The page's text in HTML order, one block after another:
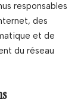
responsables
des
et de
du réseau